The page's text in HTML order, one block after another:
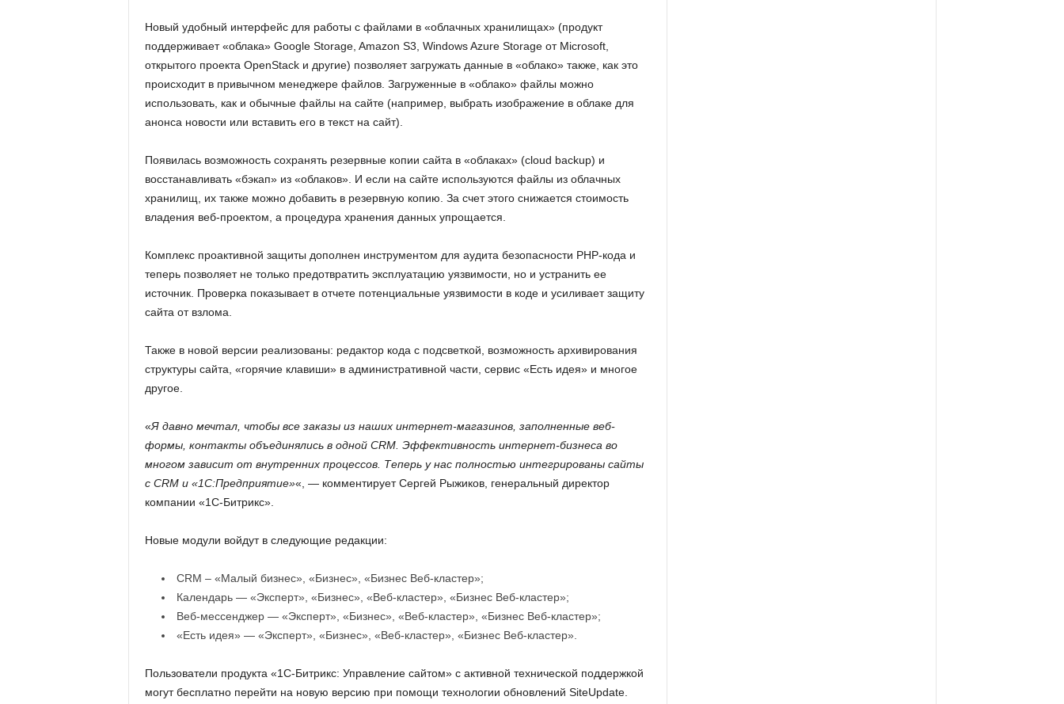
Новый удобный интерфейс для работы с файлами в «облачных хранилищах» (продукт
поддерживает «облака» Google Storage, Amazon S3, Windows Azure Storage от Microsoft,
открытого проекта OpenStack и другие) позволяет загружать данные в «облако» также, как это
происходит в привычном менеджере файлов. Загруженные в «облако» файлы можно
использовать, как и обычные файлы на сайте (например, выбрать изображение в облаке для
анонса новости или вставить его в текст на сайт).
Появилась возможность сохранять резервные копии сайта в «облаках» (cloud backup) и
восстанавливать «бэкап» из «облаков». И если на сайте используются файлы из облачных
хранилищ, их также можно добавить в резервную копию. За счет этого снижается стоимость
владения веб-проектом, а процедура хранения данных упрощается.
Комплекс проактивной защиты дополнен инструментом для аудита безопасности PHP-кода и
теперь позволяет не только предотвратить эксплуатацию уязвимости, но и устранить ее
источник. Проверка показывает в отчете потенциальные уязвимости в коде и усиливает защиту
сайта от взлома.
Также в новой версии реализованы: редактор кода с подсветкой, возможность архивирования
структуры сайта, «горячие клавиши» в административной части, сервис «Есть идея» и многое
другое.
«Я давно мечтал, чтобы все заказы из наших интернет-магазинов, заполненные веб-
формы, контакты объединялись в одной CRM. Эффективность интернет-бизнеса во
многом зависит от внутренних процессов. Теперь у нас полностью интегрированы сайты
с CRM и «1С:Предприятие»«, — комментирует Сергей Рыжиков, генеральный директор
компании «1С-Битрикс».
Новые модули войдут в следующие редакции:
CRM – «Малый бизнес», «Бизнес», «Бизнес Веб-кластер»;
Календарь — «Эксперт», «Бизнес», «Веб-кластер», «Бизнес Веб-кластер»;
Веб-мессенджер — «Эксперт», «Бизнес», «Веб-кластер», «Бизнес Веб-кластер»;
«Есть идея» — «Эксперт», «Бизнес», «Веб-кластер», «Бизнес Веб-кластер».
Пользователи продукта «1С-Битрикс: Управление сайтом» с активной технической поддержкой
могут бесплатно перейти на новую версию при помощи технологии обновлений SiteUpdate.